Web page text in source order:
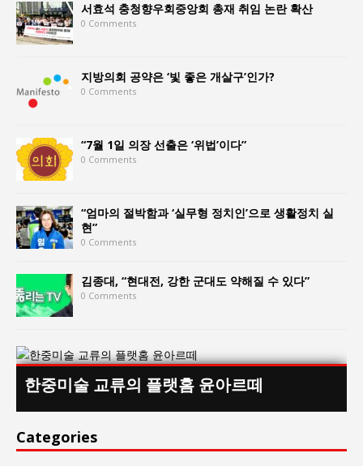
서효석 충청향우회중앙회 총재 취임 논란 확산
0 Comments
지방의회 공약은 ‘빛 좋은 개살구’인가?
0 Comments
“7월 1일 의장 선출은 ‘위법’이다”
0 Comments
“엄마의 절박함과 ‘실무형 정치인’으로 생활정치 실
현”
0 Comments
김종대, “현대전, 강한 군대도 약해질 수 있다”
0 Comments
한중미술 교류의 플랫홈 윤아르떼
Categories